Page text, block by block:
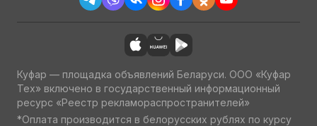
Куфар — площадка объявлений Беларуси. ООО «Куфар
Тех» включено в государственный информационный
ресурс «Реестр рекламораспространителей»
*Оплата производится в белорусских рублях по курсу